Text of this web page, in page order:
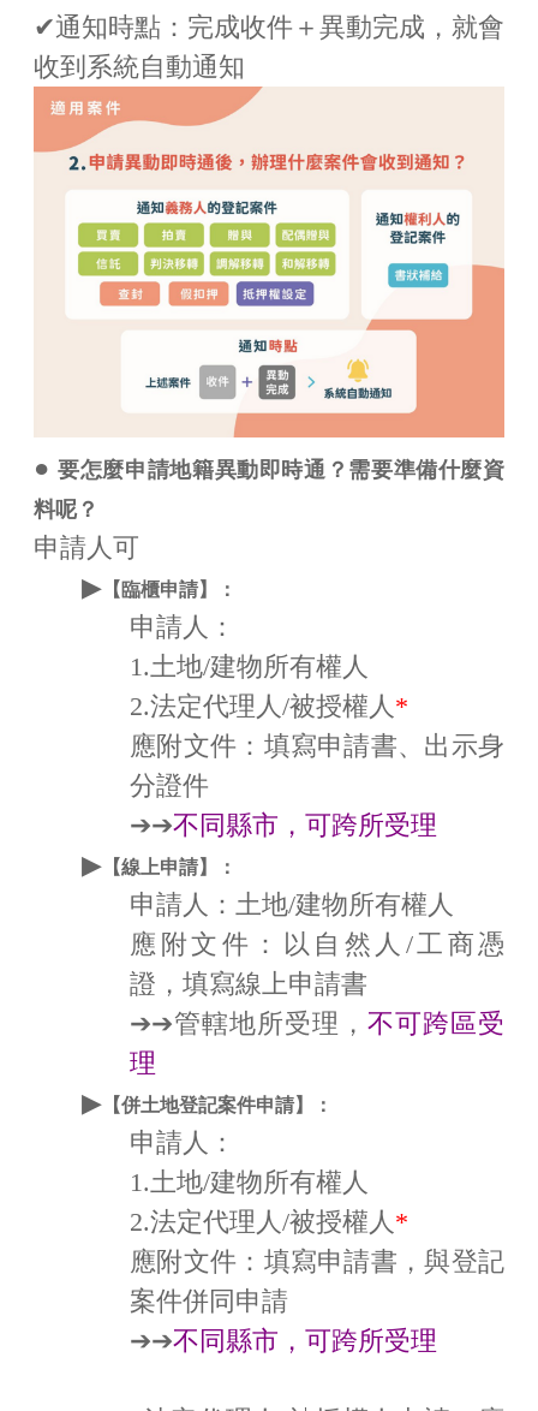
✔通知時點：完成收件＋異動完成，就會
收到系統自動通知
●要怎麼申請地籍異動即時通？需要準備什麼資
料呢？
申請人可
▶ 【臨櫃申請】：
申請人：
1.土地/建物所有權人
2.法定代理人/被授權人*
應附文件：填寫申請書、出示身
分證件
➔➔不同縣市，可跨所受理
▶ 【線上申請】：
申請人：土地/建物所有權人
應附文件：以自然人/工商憑
證，填寫線上申請書
➔➔管轄地所受理， 不可跨區受
理
▶ 【併土地登記案件申請】：
申請人：
1.土地/建物所有權人
2.法定代理人/被授權人*
應附文件：填寫申請書，與登記
案件併同申請
➔➔不同縣市，可跨所受理